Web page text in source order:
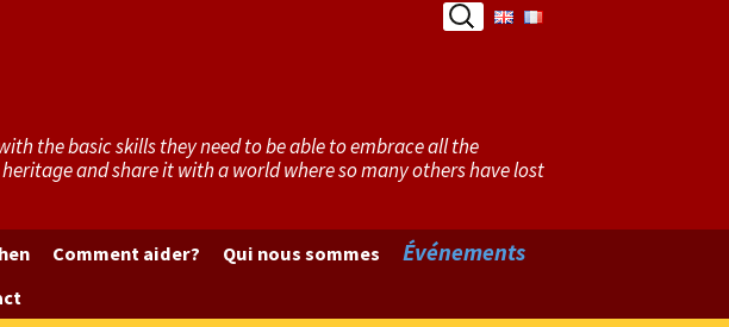
Rechercher :
the basic skills they need to be able to embrace all the
and share it with a world where so many others have lost
Comment aider? Qui nous sommes Événements